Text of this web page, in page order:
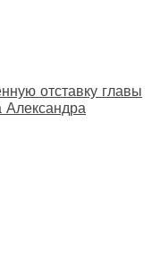
отставку главы
Александра